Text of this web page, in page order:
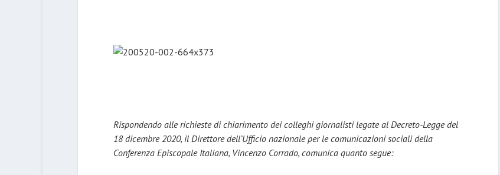
Rispondendo alle richieste di chiarimento dei colleghi giornalisti legate al Decreto-Legge del
18 dicembre 2020, il Direttore dell’Ufficio nazionale per le comunicazioni sociali della
Conferenza Episcopale Italiana, Vincenzo Corrado, comunica quanto segue: